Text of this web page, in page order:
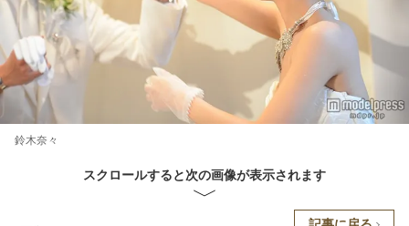
鈴木奈々
スクロールすると次の画像が表示されます